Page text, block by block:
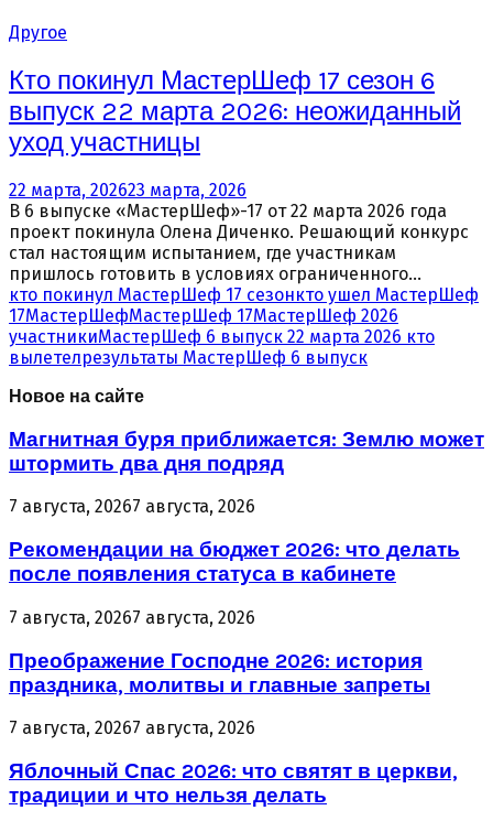
Другое
Кто покинул МастерШеф 17 сезон 6
выпуск 22 марта 2026: неожиданный
уход участницы
22 марта, 202623 марта, 2026
В 6 выпуске «МастерШеф»-17 от 22 марта 2026 года
проект покинула Олена Диченко. Решающий конкурс
стал настоящим испытанием, где участникам
пришлось готовить в условиях ограниченного...
кто покинул МастерШеф 17 сезонкто ушел МастерШеф
17МастерШефМастерШеф 17МастерШеф 2026
участникиМастерШеф 6 выпуск 22 марта 2026 кто
вылетелрезультаты МастерШеф 6 выпуск
Новое на сайте
Магнитная буря приближается: Землю может
штормить два дня подряд
7 августа, 20267 августа, 2026
Рекомендации на бюджет 2026: что делать
после появления статуса в кабинете
7 августа, 20267 августа, 2026
Преображение Господне 2026: история
праздника, молитвы и главные запреты
7 августа, 20267 августа, 2026
Яблочный Спас 2026: что святят в церкви,
традиции и что нельзя делать